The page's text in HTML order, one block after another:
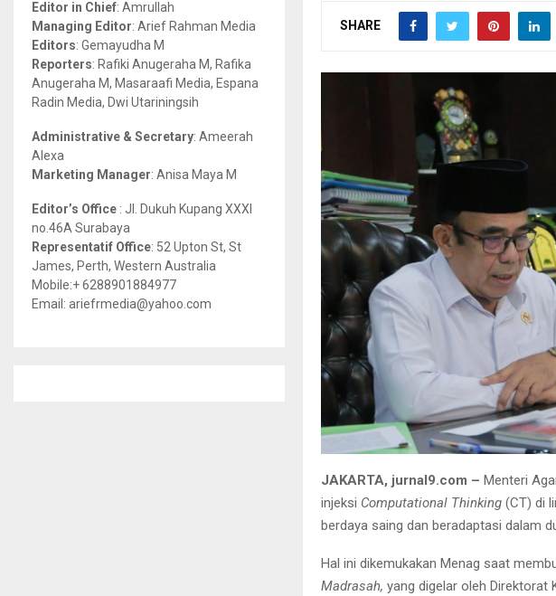
SHARE
JAKARTA, jurnal9.com – Menteri
injeksi Computational Thinking (CT) di
berdaya saing dan beradaptasi dalam
Hal ini dikemukakan Menag saat
Madrasah, yang digelar oleh Direktorat
r
:
R
H
Editor in Chief: Amrullah
Managing Editor: Arief Rahman Media
Editors: Gemayudha M
Reporters: Rafiki Anugeraha M, Rafika
Anugeraha M, Masaraafi Media, Espana
Radin Media, Dwi Utariningsih
Administrative & Secretary: Ameerah
Alexa
Marketing Manager: Anisa Maya M
Editor’s Office : Jl. Dukuh Kupang XXXI
no.46A Surabaya
Representatif Office: 52 Upton St, St
James, Perth, Western Australia
Mobile:+ 6288901884977
Email: ariefrmedia@yahoo.com